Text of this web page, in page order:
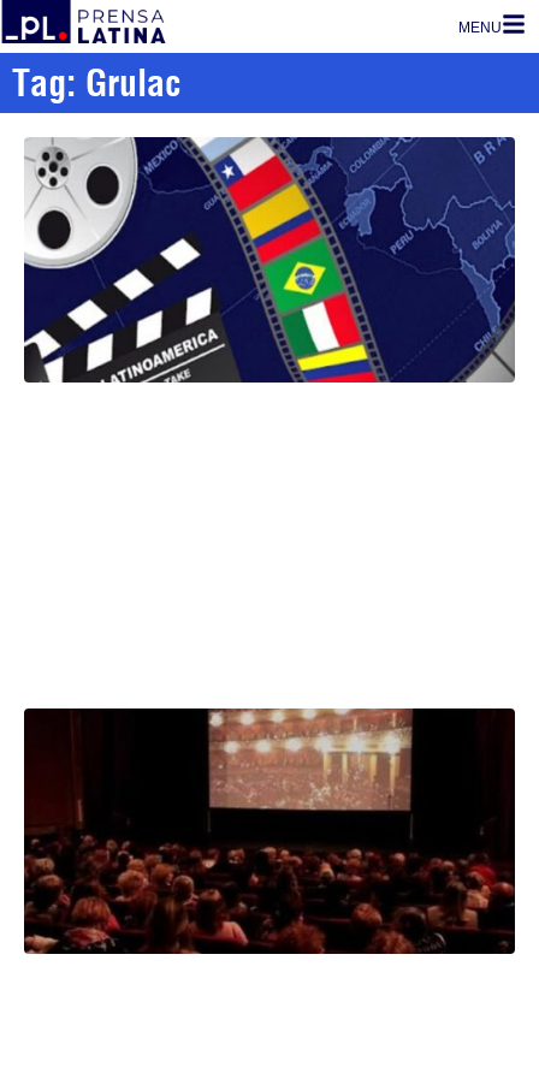
MENU
Tag: Grulac